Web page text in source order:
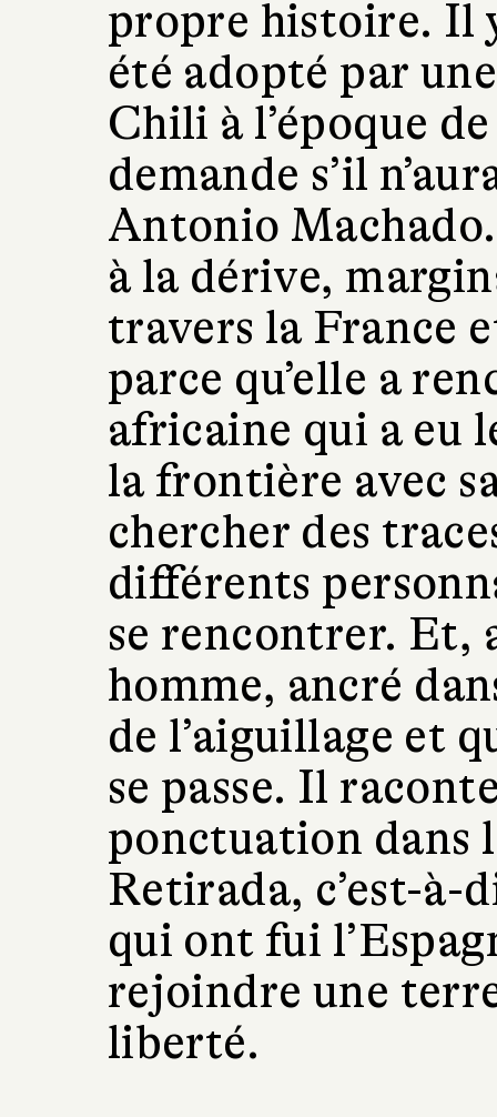
propre histoire. Il
été adopté par
Chili à l’époque
demande s’il
Antonio
à la dérive,
travers la France
parce qu’elle a
africaine qui a eu
la frontière avec
chercher des
différents
se rencontrer. Et,
homme, ancré
de l’aiguillage et
se passe. Il
ponctuation dans
Retirada, c’est-à-
qui ont fui
rejoindre une
liberté.